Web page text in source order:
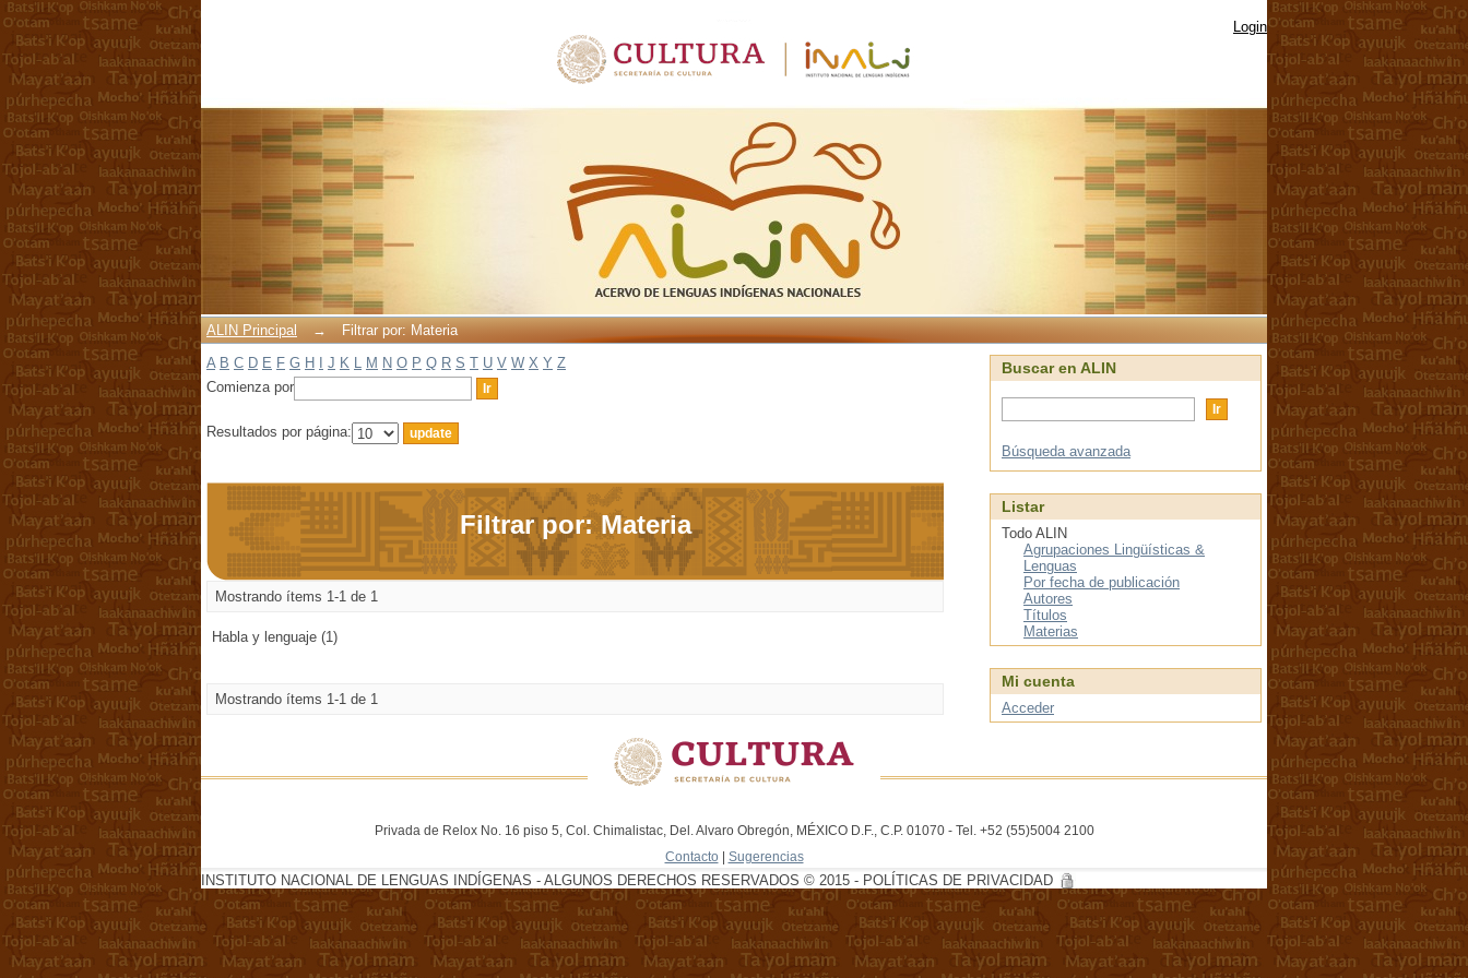
Login
ALIN Principal →
Filtrar por: Materia
A B C D E F G H J K L M N O P Q R S T U V W X Y Z
Comienza por
Resultados por página:
Filtrar por: Materia
Mostrando ítems 1-1 de 1
Habla y lenguaje (1)
Mostrando ítems 1-1 de 1
Buscar en ALIN
Búsqueda avanzada
Listar
Todo ALIN
Agrupaciones Lingüísticas &
Lenguas
Por fecha de publicación
Autores
Títulos
Materias
Mi cuenta
Acceder
Privada de Relox No. 16 piso 5, Col. Chimalistac, Del. Alvaro Obregón, MÉXICO D.F., C.P. 01070 - Tel. +52 (55)5004 2100
Contacto | Sugerencias
INSTITUTO NACIONAL DE LENGUAS INDÍGENAS - ALGUNOS DERECHOS RESERVADOS © 2015 - POLÍTICAS DE PRIVACIDAD